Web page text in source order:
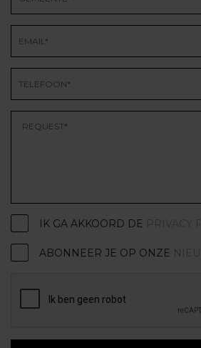
IK GA AKKOORD DE PRIVACY
ABONNEER JE OP ONZE